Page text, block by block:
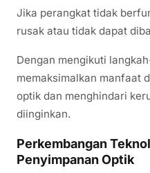
Jika perangkat tidak
rusak atau tidak dapat
Dengan mengikuti
memaksimalkan manfaat
optik dan menghindari
diinginkan.
Perkembangan
Penyimpanan Optik